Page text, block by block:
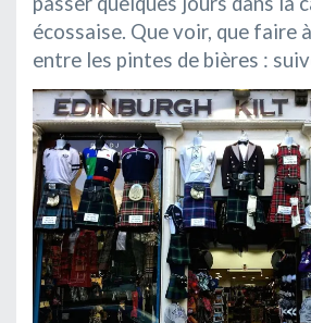
écossaise. Que voir, que faire
entre les pintes de bières :